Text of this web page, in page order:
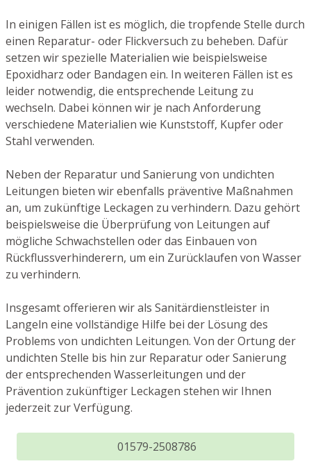
In einigen Fällen ist es möglich, die tropfende Stelle durch
einen Reparatur- oder Flickversuch zu beheben. Dafür
setzen wir spezielle Materialien wie beispielsweise
Epoxidharz oder Bandagen ein. In weiteren Fällen ist es
leider notwendig, die entsprechende Leitung zu
wechseln. Dabei können wir je nach Anforderung
verschiedene Materialien wie Kunststoff, Kupfer oder
Stahl verwenden.
Neben der Reparatur und Sanierung von undichten
Leitungen bieten wir ebenfalls präventive Maßnahmen
an, um zukünftige Leckagen zu verhindern. Dazu gehört
beispielsweise die Überprüfung von Leitungen auf
mögliche Schwachstellen oder das Einbauen von
Rückflussverhinderern, um ein Zurücklaufen von Wasser
zu verhindern.
Insgesamt offerieren wir als Sanitärdienstleister in
Langeln eine vollständige Hilfe bei der Lösung des
Problems von undichten Leitungen. Von der Ortung der
undichten Stelle bis hin zur Reparatur oder Sanierung
der entsprechenden Wasserleitungen und der
Prävention zukünftiger Leckagen stehen wir Ihnen
jederzeit zur Verfügung.
01579-2508786